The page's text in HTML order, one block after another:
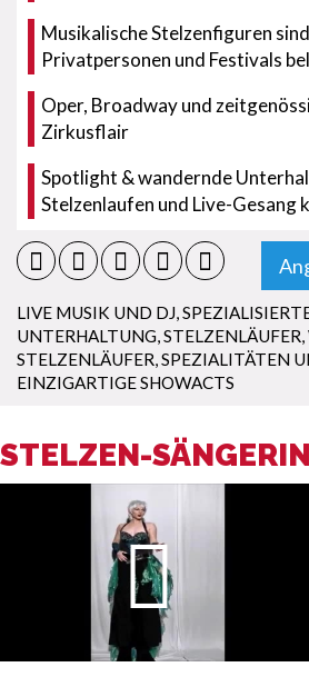
Musikalische Stelzenfiguren
Privatpersonen und Festivals
Oper, Broadway und
Zirkusflair
Spotlight & wandernde
Stelzenlaufen und Live-Gesang
LIVE MUSIK UND DJ,
UNTERHALTUNG,STELZENLÄUFER,
STELZENLÄUFER,SPEZIALITÄTEN
EINZIGARTIGE SHOWACTS
STELZEN-